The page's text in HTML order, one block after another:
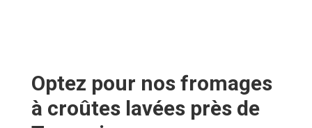
Optez pour nos fromages
à croûtes lavées près de